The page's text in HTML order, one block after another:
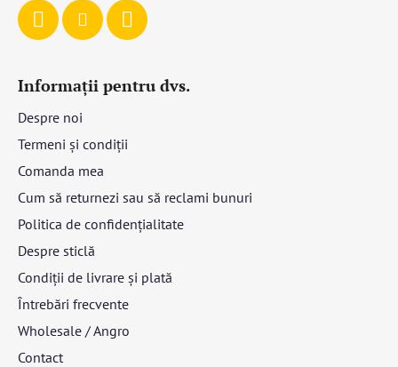
Informații pentru dvs.
Despre noi
Termeni și condiții
Comanda mea
Cum să returnezi sau să reclami bunuri
Politica de confidențialitate
Despre sticlă
Condiții de livrare și plată
Întrebări frecvente
Wholesale / Angro
Contact